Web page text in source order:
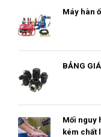
Máy hàn
BẢNG
Mối nguy
kém chất